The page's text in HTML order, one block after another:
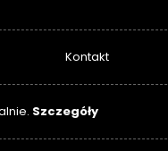
Kontakt
Szczegóły